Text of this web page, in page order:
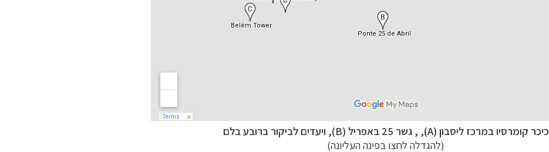
כיכר קומרסיו במרכז ליסבון (A), , גשר 25 באפריל (B), ו
יעדים לביקור ברובע בלם
(להגדלה לחצו בפינה העליונה)